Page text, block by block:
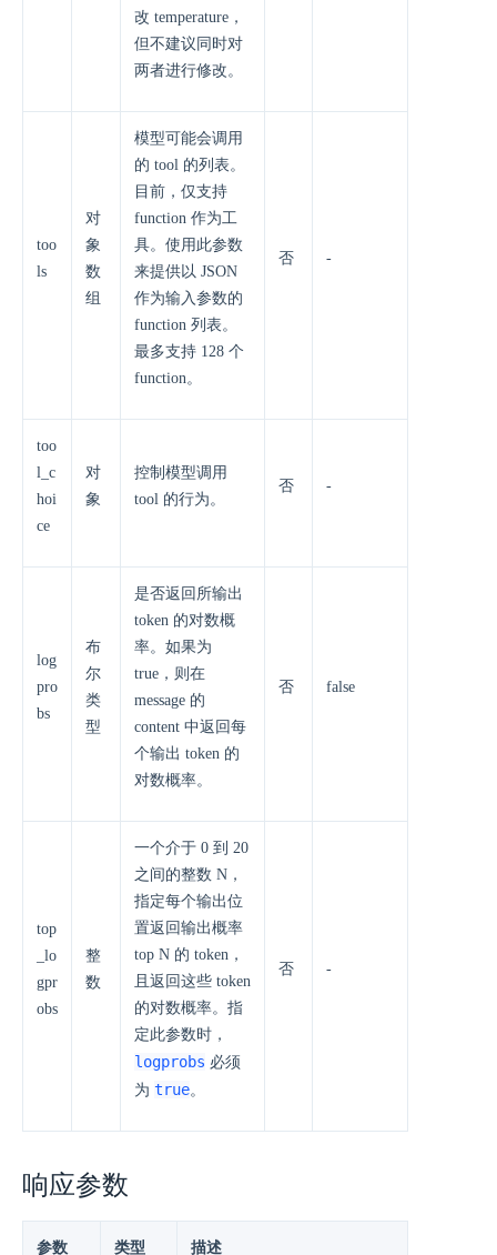
改 temperature，
但不建议同时对
两者进行修改。
too
ls
对
象
数
组
模型可能会调用
的 tool 的列表。
目前，仅支持
function 作为工
具。使用此参数
来提供以 JSON
作为输入参数的
function 列表。
最多支持 128 个
function。
否 -
too
l_c
hoi
ce
对
象
控制模型调用
tool 的行为。
否 -
log
pro
bs
布
尔
类
型
是否返回所输出
token 的对数概
率。如果为
true，则在
message 的
content 中返回每
个输出 token 的
对数概率。
否 false
top
_lo
gpr
obs
整
数
一个介于 0 到 20
之间的整数 N，
指定每个输出位
置返回输出概率
top N 的 token，
且返回这些 token
的对数概率。指
定此参数时，
logprobs 必须
为 true。
否 -
响应参数
参数 类型 描述